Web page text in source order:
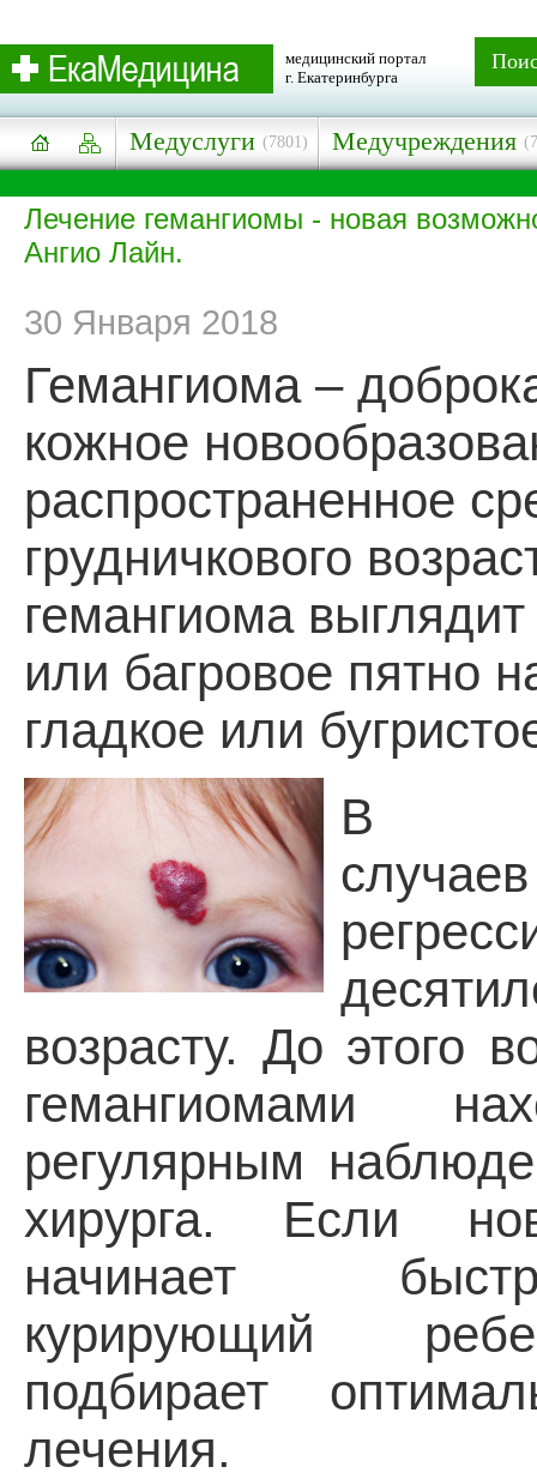
медицинский портал
г. Екатеринбурга
Медуслуги (7801) Медучреждения
Лечение гемангиомы - новая
Ангио Лайн.
30 Января 2018
Гемангиома –
кожное
распространенное
грудничкового
гемангиома выглядит
или багровое пятно
гладкое или
В
возрасту. До этого
гемангиомами
регулярным
хирурга. Если
начинает
курирующий
подбирает
лечения.